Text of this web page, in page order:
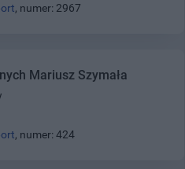
, numer: 2967
Mariusz Szymała
, numer: 424